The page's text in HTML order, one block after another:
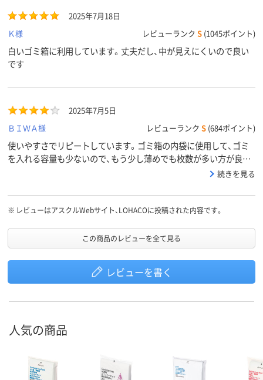
2025年7月18日
Ｋ様
レビューランク S (1045ポイント)
白いゴミ箱に利用しています。丈夫だし、中が見えにくいので良い
です
2025年7月5日
ＢＩＷＡ様
レビューランク S (684ポイント)
使いやすさでリピートしています。ゴミ箱の内袋に使用して、ゴミ
を入れる容量も少ないので、もう少し薄めでも枚数が多い方が良い
続きを見る
※ レビューはアスクルWebサイト、LOHACOに投稿された内容です。
この商品のレビューを全て見る
レビューを書く
人気の商品